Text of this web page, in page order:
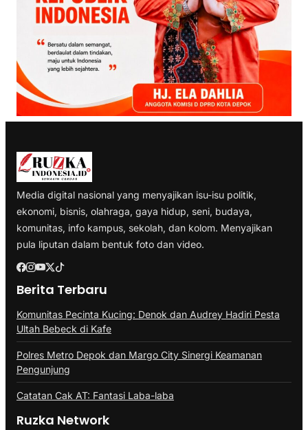
Media digital nasional yang menyajikan isu-isu politik,
ekonomi, bisnis, olahraga, gaya hidup, seni, budaya,
komunitas, info kampus, sekolah, dan kolom. Menyajikan
pula liputan dalam bentuk foto dan video.
Berita Terbaru
Komunitas Pecinta Kucing: Denok dan Audrey Hadiri Pesta
Ultah Bebeck di Kafe
Polres Metro Depok dan Margo City Sinergi Keamanan
Pengunjung
Catatan Cak AT: Fantasi Laba-laba
Ruzka Network